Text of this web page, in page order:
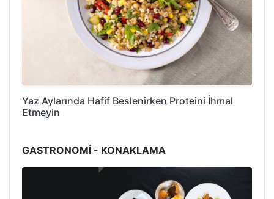
Yaz Aylarında Hafif Beslenirken Proteini İhmal
Etmeyin
GASTRONOMİ - KONAKLAMA